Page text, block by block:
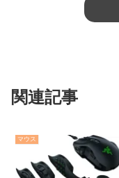
関連記事
マウス